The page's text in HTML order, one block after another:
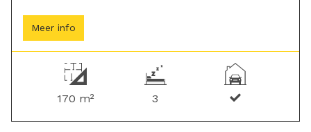
Meer info
170 m² 3